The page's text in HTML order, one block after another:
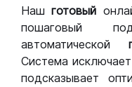
Нашготовый
пошаговый
автоматической
Система
подсказывает